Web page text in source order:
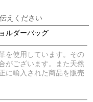
えください
ルダーバッグ
を使用しています。その
がございます。また天然
に輸入された商品を販売